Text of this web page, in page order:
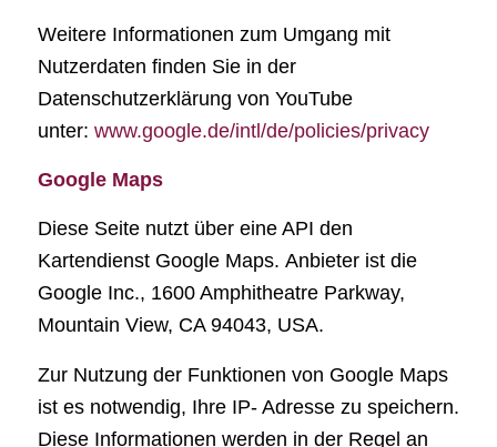
Weitere Informationen zum Umgang mit
Nutzerdaten finden Sie in der
Datenschutzerklärung von YouTube
unter: www.google.de/intl/de/policies/privacy
Google Maps
Diese Seite nutzt über eine API den
Kartendienst Google Maps. Anbieter ist die
Google Inc., 1600 Amphitheatre Parkway,
Mountain View, CA 94043, USA.
Zur Nutzung der Funktionen von Google Maps
ist es notwendig, Ihre IP- Adresse zu speichern.
Diese Informationen werden in der Regel an